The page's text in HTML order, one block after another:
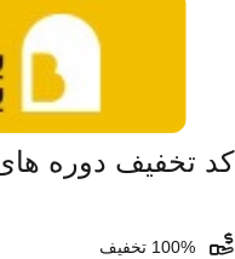
کد تخفیف دوره